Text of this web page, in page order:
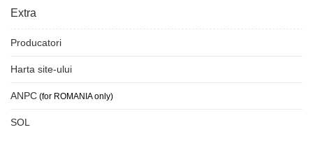
Extra
Producatori
Harta site-ului
ANPC (for ROMANIA only)
SOL